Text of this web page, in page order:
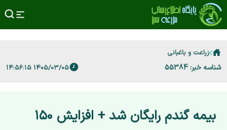
زراعت و باغبانی
شناسه خبر: 55384 ۱۴۰۵/۰۳/۰۵ ۱۴:۵۶:۱۵
بیمه گندم رایگان شد + افزایش ۱۵۰